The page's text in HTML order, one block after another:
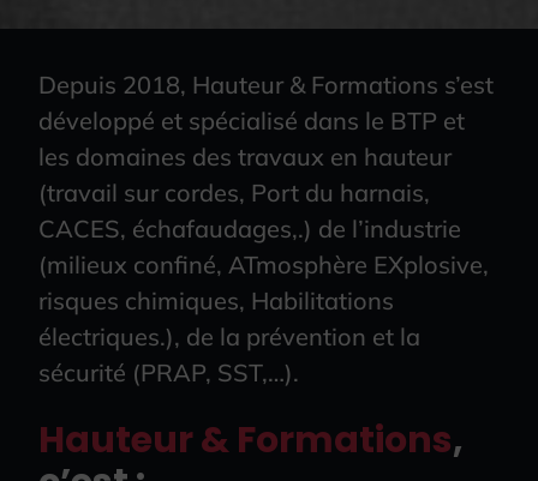
Depuis 2018, Hauteur & Formations s’est
développé et spécialisé dans le BTP et
les domaines des travaux en hauteur
(travail sur cordes, Port du harnais,
CACES, échafaudages,.) de l’industrie
(milieux confiné, ATmosphère EXplosive,
risques chimiques, Habilitations
électriques.), de la prévention et la
sécurité (PRAP, SST,…).
Hauteur & Formations,